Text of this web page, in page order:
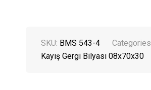
SKU: BMS 543-4
Kayış Gergi Bilyası 08x70x30